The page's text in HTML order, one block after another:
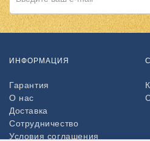
ИНФОРМАЦИЯ
Гарантия
О нас
Доставка
Сотрудничество
Условия соглашения